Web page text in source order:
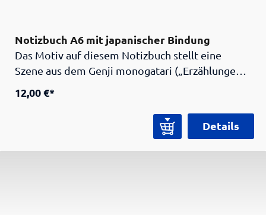
Notizbuch A6 mit japanischer Bindung
Das Motiv auf diesem Notizbuch stellt eine
Szene aus dem Genji monogatari („Erzählungen
ältesten Romane der Welt gilt. Das Werk stammt
aus der Heian-Zeit (794-1185) und gehört zur
klassischen japanischen Literatur. Nutzen Sie
12,00 €*
Details